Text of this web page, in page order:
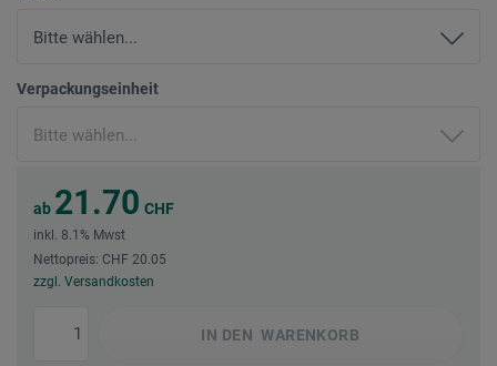
Verpackungseinheit
ab 21.70 CHF
inkl. 8.1% Mwst
Nettopreis: CHF 20.05
zzgl. Versandkosten
IN DEN WARENKORB